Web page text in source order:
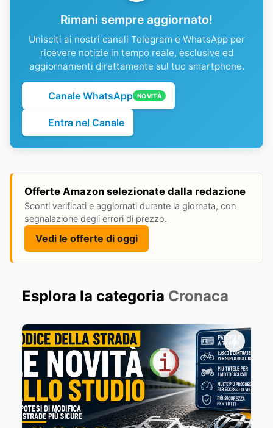
Rimani sempre aggiornato!
Unisciti ai nostri canali Telegram e WhatsApp per
ricevere notizie in tempo reale, esclusive ed
aggiornamenti direttamente sul tuo smartphone.
Canale WhatsApp NOVITÀ
Entra nel Canale
Offerte Amazon selezionate dalla redazione
Sconti verificati e aggiornati durante la giornata, con
segnalazione degli errori di prezzo.
Vedi le offerte di oggi
Esplora la categoria Cronaca